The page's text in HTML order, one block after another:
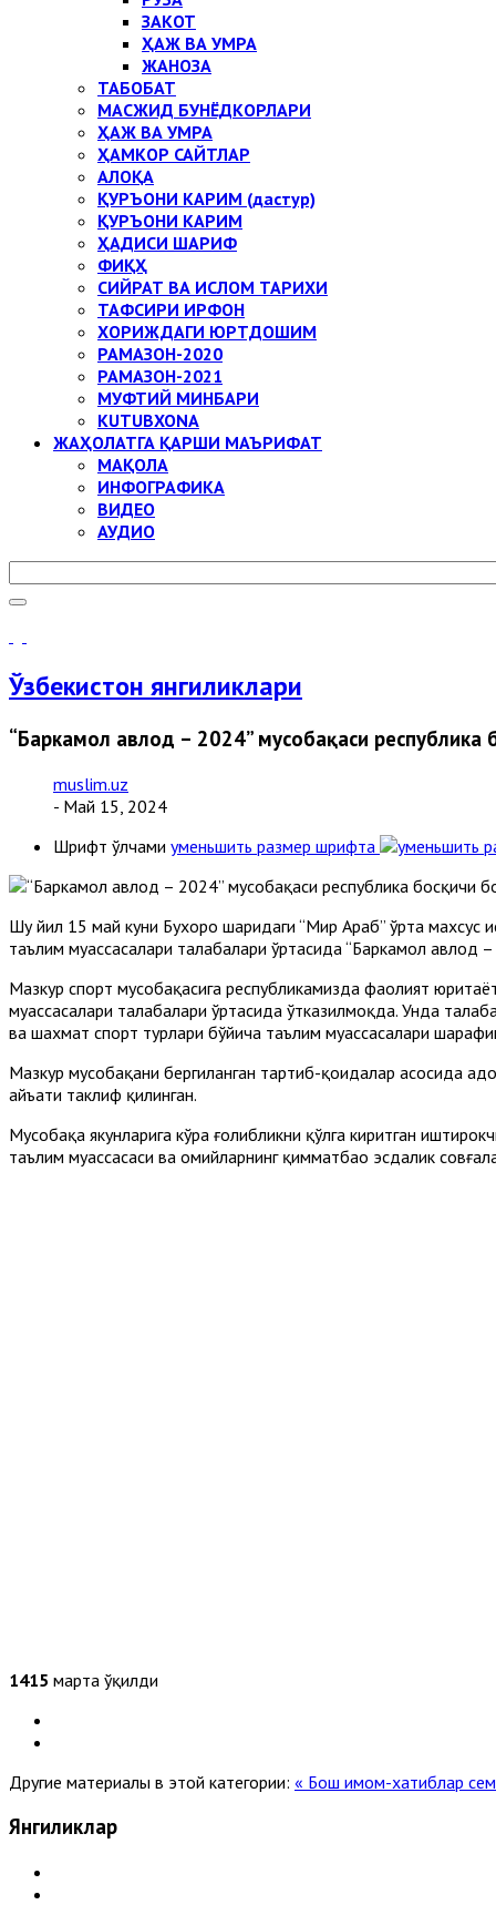
ЗАКОТ
ҲАЖ ВА УМРА
ЖАНОЗА
ТАБОБАТ
МАСЖИД БУНЁДКОРЛАРИ
ҲАЖ ВА УМРА
ҲАМКОР САЙТЛАР
АЛОҚА
ҚУРЪОНИ КАРИМ (дастур)
ҚУРЪОНИ КАРИМ
ҲАДИСИ ШАРИФ
ФИҚҲ
СИЙРАТ ВА ИСЛОМ ТАРИХИ
ТАФСИРИ ИРФОН
ХОРИЖДАГИ ЮРТДОШИМ
РАМАЗОН-2020
РАМАЗОН-2021
МУФТИЙ МИНБАРИ
KUTUBXONA
ЖАҲОЛАТГА ҚАРШИ МАЪРИФАТ
МАҚОЛА
ИНФОГРАФИКА
ВИДЕО
АУДИО
Ўзбекистон янгиликлари
“Баркамол авлод – 2024” мусобақаси
muslim.uz
- Май 15, 2024
Шрифт ўлчами уменьшить размер шрифта
Шу йил 15 май куни Бухоро шаҳридаги “Мир Араб” ўрта
таълим муассасалари талабалари ўртасида “Баркамол авлод
Мазкур спорт мусобақасига республикамизда фаолият
муассасалари талабалари ўртасида ўтказилмоқда. Унда
ва шахмат спорт турлари бўйича таълим муассасалари
Мазкур мусобақани бергиланган тартиб-қоидалар асосида
ҳайъати таклиф қилинган.
Мусобақа якунларига кўра ғолибликни қўлга киритган
таълим муассасаси ва ҳомийларнинг қимматбаҳо эсдалик
1415 марта ўқилди
Другие материалы в этой категории: « Бош имом-хатиблар
Янгиликлар